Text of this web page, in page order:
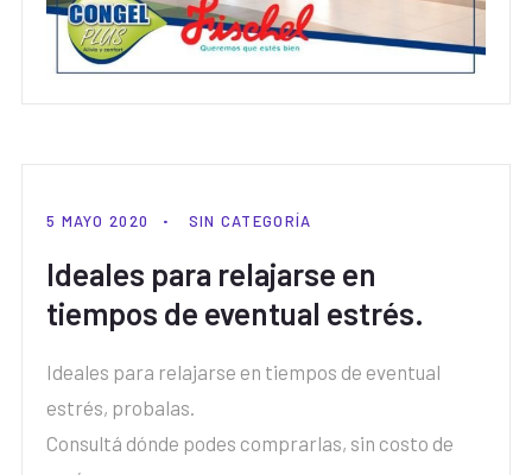
5 MAYO 2020 SIN CATEGORÍA
Ideales para relajarse en
tiempos de eventual estrés.
Ideales para relajarse en tiempos de eventual
estrés, probalas.
Consultá dónde podes comprarlas, sin costo de